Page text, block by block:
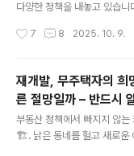
당·수정·중원), 수원(영통·장
일부터 시행되고, 적용 기간
다양한 정책을 내놓고 있습
만 실제 현장에서 청년들이
살펴보겠습니다 🔎.1️⃣ 청년
지?정부는 청년들에게 낮은
하고 있습니다 💳. 초기 자금
도움이 되죠.하지만 ⚠️ 문제는
값이 계속 오르는 상황에서,
7 8 2025. 10. 9.
재개발, 무주택자의 희
른 절망일까 – 반드시
부동산 정책에서 빠지지 않
🏗️. 낡은 동네를 헐고 새로운